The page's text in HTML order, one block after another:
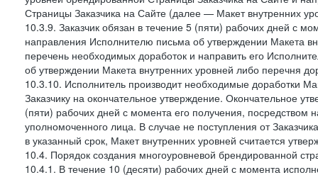
Страницы Заказчика на Сайте (далее — Макет внутренних
10.3.9. Заказчик обязан в течение 5 (пяти) рабочих дней с
направления Исполнителю письма об утверждении Макета
перечень необходимых доработок и направить его
об утверждении Макета внутренних уровней либо перечня
10.3.10. Исполнитель производит необходимые доработки
Заказчику на окончательное утверждение. Окончательное
(пяти) рабочих дней с момента его получения,
уполномоченного лица. В случае не поступления от
в указанный срок, Макет внутренних уровней считается
10.4. Порядок создания многоуровневой брендированной
10.4.1. В течение 10 (десяти) рабочих дней с момента